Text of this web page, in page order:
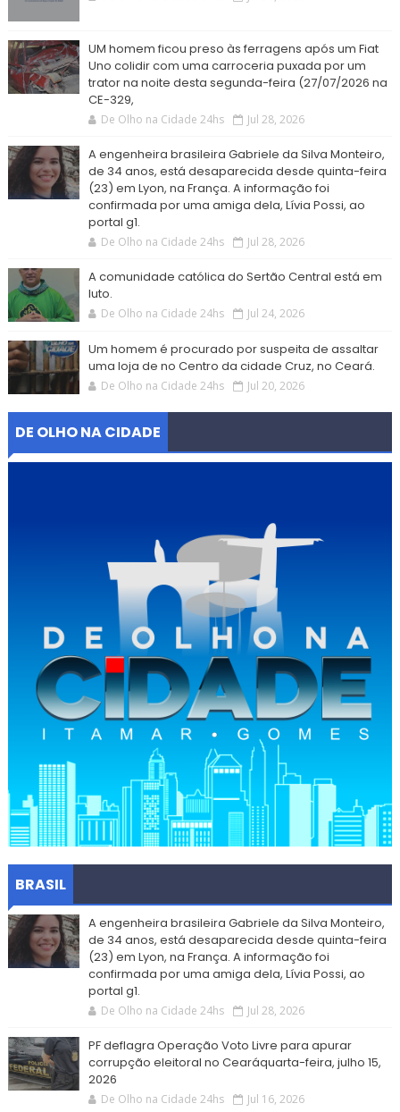
UM homem ficou preso às ferragens após um Fiat
Uno colidir com uma carroceria puxada por um
trator na noite desta segunda-feira (27/07/2026 na
CE-329,
De Olho na Cidade 24hs Jul 28, 2026
A engenheira brasileira Gabriele da Silva Monteiro,
de 34 anos, está desaparecida desde quinta-feira
(23) em Lyon, na França. A informação foi
confirmada por uma amiga dela, Lívia Possi, ao
portal g1.
De Olho na Cidade 24hs Jul 28, 2026
A comunidade católica do Sertão Central está em
luto.
De Olho na Cidade 24hs Jul 24, 2026
Um homem é procurado por suspeita de assaltar
uma loja de no Centro da cidade Cruz, no Ceará.
De Olho na Cidade 24hs Jul 20, 2026
DE OLHO NA CIDADE
BRASIL
A engenheira brasileira Gabriele da Silva Monteiro,
de 34 anos, está desaparecida desde quinta-feira
(23) em Lyon, na França. A informação foi
confirmada por uma amiga dela, Lívia Possi, ao
portal g1.
De Olho na Cidade 24hs Jul 28, 2026
PF deflagra Operação Voto Livre para apurar
corrupção eleitoral no Cearáquarta-feira, julho 15,
2026
De Olho na Cidade 24hs Jul 16, 2026